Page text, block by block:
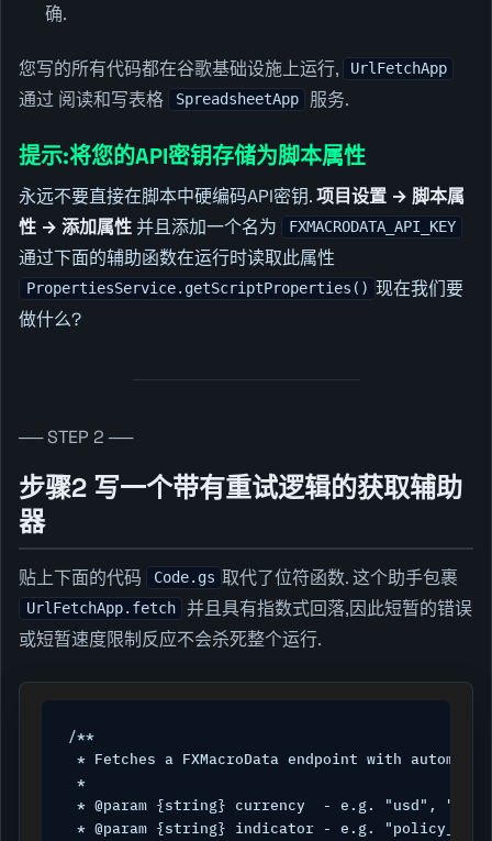
确.
您写的所有代码都在谷歌基础设施上运行, UrlFetchApp
通过 阅读和写表格 SpreadsheetApp 服务.
提示:将您的API密钥存储为脚本属性
永远不要直接在脚本中硬编码API密钥.项目设置 → 脚本属
性 → 添加属性并且添加一个名为 FXMACRODATA_API_KEY
通过下面的辅助函数在运行时读取此属性
PropertiesService.getScriptProperties() 现在我们要
做什么?
── STEP 2 ──
步骤2 写一个带有重试逻辑的获取辅助
器
贴上下面的代码 Code.gs 取代了位符函数. 这个助手包裹
UrlFetchApp.fetch
并且具有指数式回落,因此短暂的错误
或短暂速度限制反应不会杀死整个运行.
/**
* Fetches a FXMacroData endpoint with
*
* @param {string} currency  - e.g. "usd",
* @param {string} indicator - e.g.